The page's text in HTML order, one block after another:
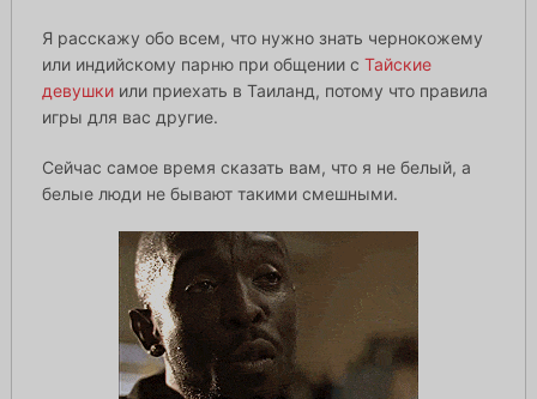
Я расскажу обо всем, что нужно знать чернокожему
или индийскому парню при общении с Тайские
девушки или приехать в Таиланд, потому что правила
игры для вас другие.
Сейчас самое время сказать вам, что я не белый, а
белые люди не бывают такими смешными.